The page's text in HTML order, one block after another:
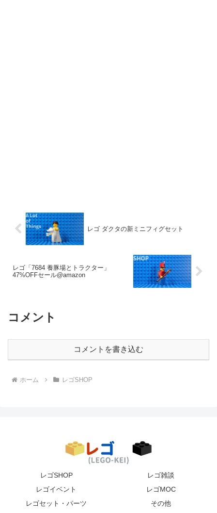
レゴ ダクタの新ミニフィグセット
レゴ「7684 養豚場とトラクター」
47%OFFセール@amazon
コメント
コメントを書き込む
ホーム レゴSHOP
レゴSHOP
レゴ雑談
レゴイベント
レゴMOC
レゴセット・パーツ
その他